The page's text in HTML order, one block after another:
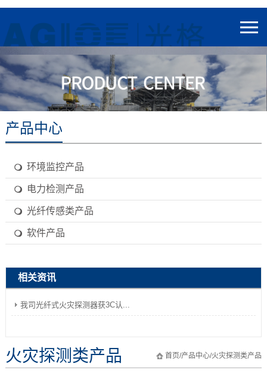
产品中心
环境监控产品
电力检测产品
光纤传感类产品
软件产品
相关资讯
我司光纤式火灾探测器获3C认...
首页/产品中心/火灾探测类产品
火灾探测类产品